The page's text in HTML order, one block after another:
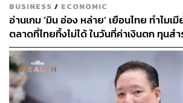
BUSINESS / ECONOMIC
อ่านเกม ‘มิน อ่อง หล่าย’ เยือนไทย ทำไมเ
ตลาดที่ไทยทิ้งไม่ได้ ในวันที่ค่าเงินตก ทุนส